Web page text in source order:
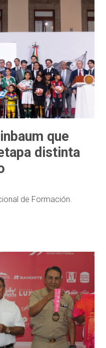
que
distinta
de Formación.